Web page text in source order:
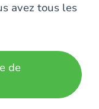
avez tous les
de